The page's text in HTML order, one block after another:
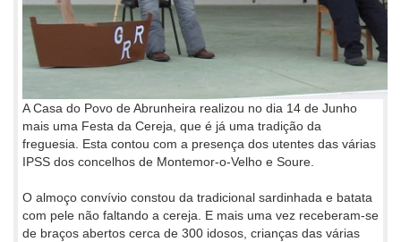
A Casa do Povo de Abrunheira realizou no dia 14 de Junho
mais uma Festa da Cereja, que é já uma tradição da
freguesia. Esta contou com a presença dos utentes das várias
IPSS dos concelhos de Montemor-o-Velho e Soure.
O almoço convívio constou da tradicional sardinhada e batata
com pele não faltando a cereja. E mais uma vez receberam-se
de braços abertos cerca de 300 idosos, crianças das várias